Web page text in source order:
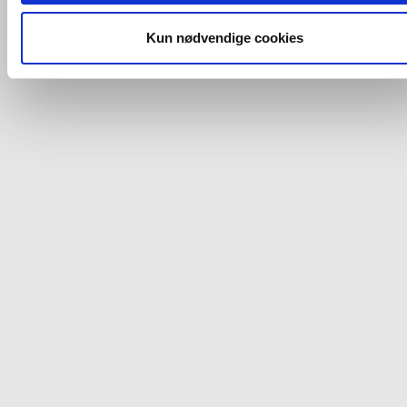
og fra nedenfor. Til enhver tid er det ligeledes muligt, at
dit samtykke, hvis du måtte ønske det.
Du kan se mere om, hvordan vi behandler dine
Kun nødvendige cookies